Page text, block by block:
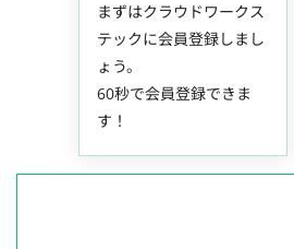
まずはクラウドワークス
テックに会員登録しまし
ょう。
60秒で会員登録できま
す！